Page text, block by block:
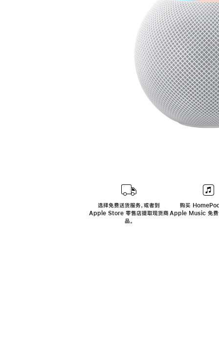
选择免费送货服务，或者到
Apple Store 零售店提取现货商
品。
购买
Apple Music 免费